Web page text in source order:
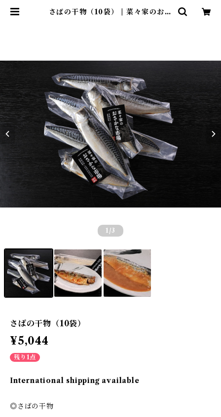
さばの干物（10袋） | 菜々家のおさ
1 /3
さばの干物（10袋）
¥5,044
残り1点
International shipping available
◎さばの干物